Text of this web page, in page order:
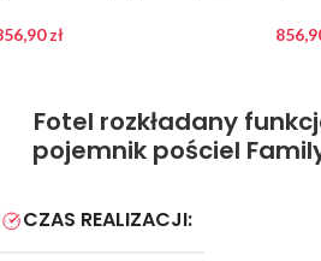
zł
Fotel rozkładany
pojemnik pościel
CZAS REALIZACJI: